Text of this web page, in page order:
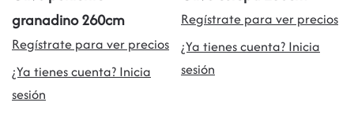
granadino 260cm
Regístrate para ver precios
¿Ya tienes cuenta? Inicia
sesión
Regístrate para ver precios
¿Ya tienes cuenta? Inicia
sesión